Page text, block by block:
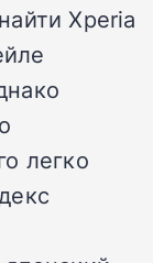
Xperia
легко